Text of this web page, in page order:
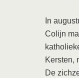
In
Colijn
Kersten,
De